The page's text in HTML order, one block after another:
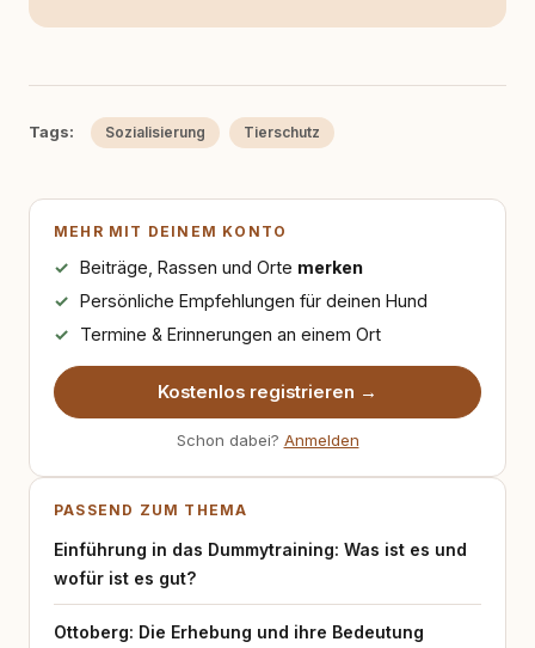
Tags: Sozialisierung Tierschutz
MEHR MIT DEINEM KONTO
Beiträge, Rassen und Orte merken
Persönliche Empfehlungen für deinen Hund
Termine & Erinnerungen an einem Ort
Kostenlos registrieren →
Schon dabei? Anmelden
PASSEND ZUM THEMA
Einführung in das Dummytraining: Was ist es und
wofür ist es gut?
Ottoberg: Die Erhebung und ihre Bedeutung